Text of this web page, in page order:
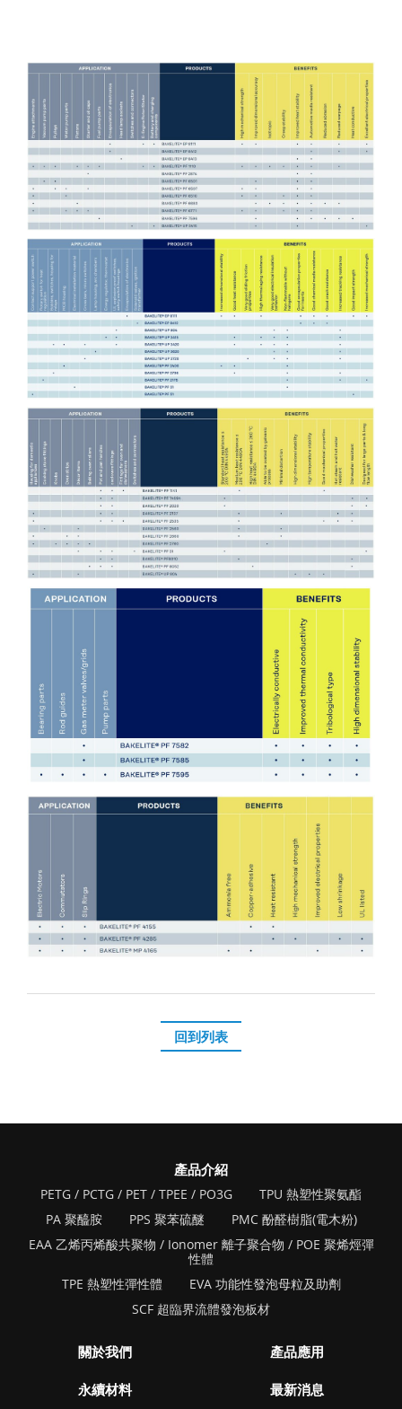
回到列表
產品介紹
PETG / PCTG / PET / TPEE / PO3G
TPU 熱塑性聚氨酯
PA 聚醯胺
PPS 聚苯硫醚
PMC 酚醛樹脂(電木粉)
EAA 乙烯丙烯酸共聚物 / Ionomer 離子聚合物 / POE 聚烯烴彈
性體
TPE 熱塑性彈性體
EVA 功能性發泡母粒及助劑
SCF 超臨界流體發泡板材
關於我們 產品應用
永續材料 最新消息